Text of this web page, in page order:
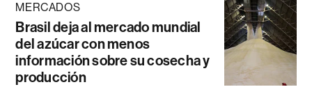
MERCADOS
Brasil deja al mercado mundial
del azúcar con menos
información sobre su cosecha y
producción